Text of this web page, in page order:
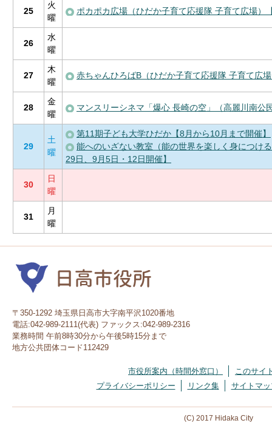
25
火
曜
ポカポカ広場（ひだか子育て応援隊 子育て広場）
26
水
曜
27
木
曜
赤ちゃんひろばB（ひだか子育て応援隊 子育て広
28
金
曜
マンスリーシネマ「爆心 長崎の空」（高麗川南公
29
土
曜
第11期子ども大学ひだか【8月から10月まで開催】
能へのいざない教室（能の世界を楽しく身につけ
29日、9月5日・12日開催】
30
日
曜
31
月
曜
〒350-1292 埼玉県日高市大字南平沢1020番地
電話:042-989-2111(代表) ファックス:042-989-2316
業務時間 午前8時30分から午後5時15分まで
地方公共団体コード112429
市役所案内（時間外窓口）
このサイ
プライバシーポリシー
リンク集 サイトマッ
(C) 2017 Hidaka City